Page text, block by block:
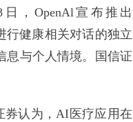
，OpenAl宣布推出
行健康相关对话的独立
息与个人情境。国信证
认为，AI医疗应用在